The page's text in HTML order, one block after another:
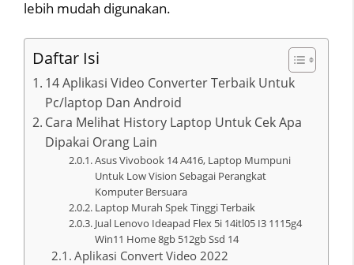
lebih mudah digunakan.
Daftar Isi
14 Aplikasi Video Converter Terbaik Untuk
Pc/laptop Dan Android
Cara Melihat History Laptop Untuk Cek Apa
Dipakai Orang Lain
Asus Vivobook 14 A416, Laptop Mumpuni
Untuk Low Vision Sebagai Perangkat
Komputer Bersuara
Laptop Murah Spek Tinggi Terbaik
Jual Lenovo Ideapad Flex 5i 14itl05 I3 1115g4
Win11 Home 8gb 512gb Ssd 14
Aplikasi Convert Video 2022